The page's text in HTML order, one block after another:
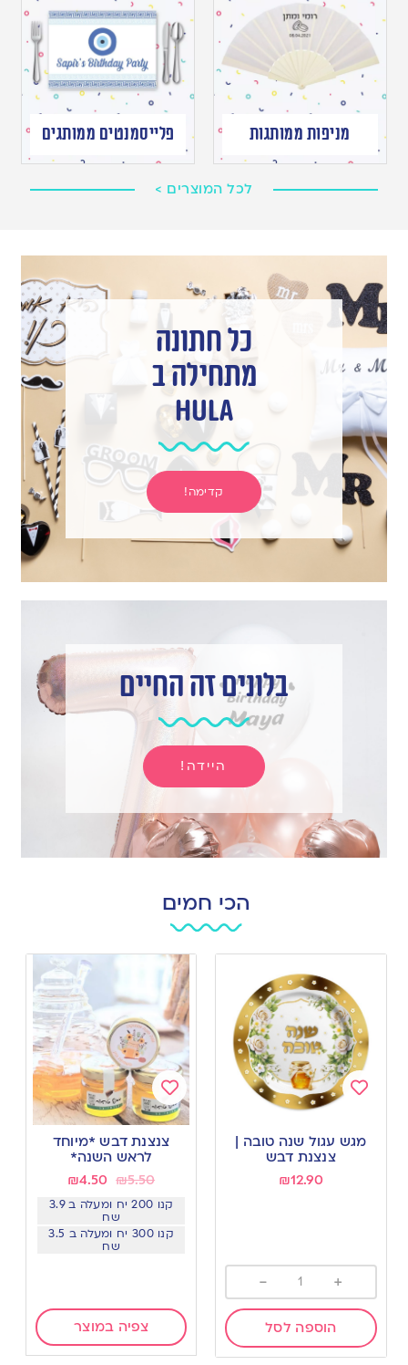
מניפות ממותגות פלייסמנטים ממותגים
לכל המוצרים >
כל חתונה
מתחילה ב
hula
קדימה!
בלונים זה החיים
היידה!
הכי חמים
to
wishlist
מגש עגול שנה טובה |
צנצנת דבש
₪12.90
+
-
הוספה לסל
Add
wishlist
צנצנת דבש *מיוחד
לראש השנה*
₪5.50
₪4.50
קנו 200 יח ומעלה ב 3.9
שח
קנו 300 יח ומעלה ב 3.5
שח
צפיה במוצר